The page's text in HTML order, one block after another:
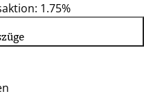
1.75%